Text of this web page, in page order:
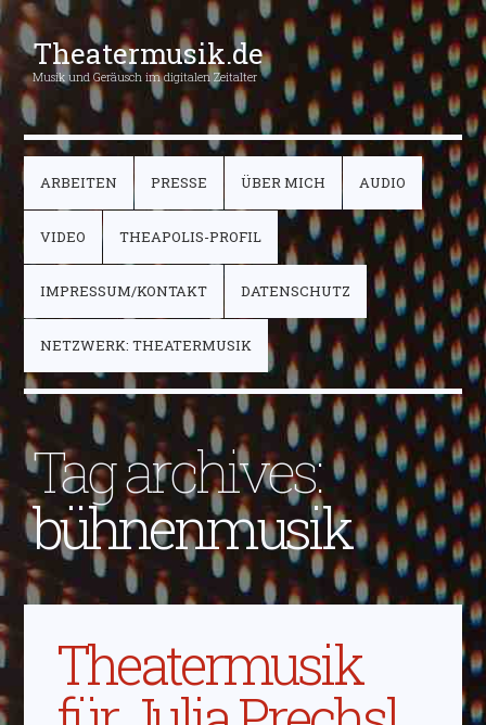
Theatermusik.de
Musik und Geräusch im digitalen Zeitalter
ARBEITEN PRESSE ÜBER MICH AUDIO
VIDEO THEAPOLIS-PROFIL
IMPRESSUM/KONTAKT DATENSCHUTZ
NETZWERK: THEATERMUSIK
Tag archives:
bühnenmusik
Theatermusik